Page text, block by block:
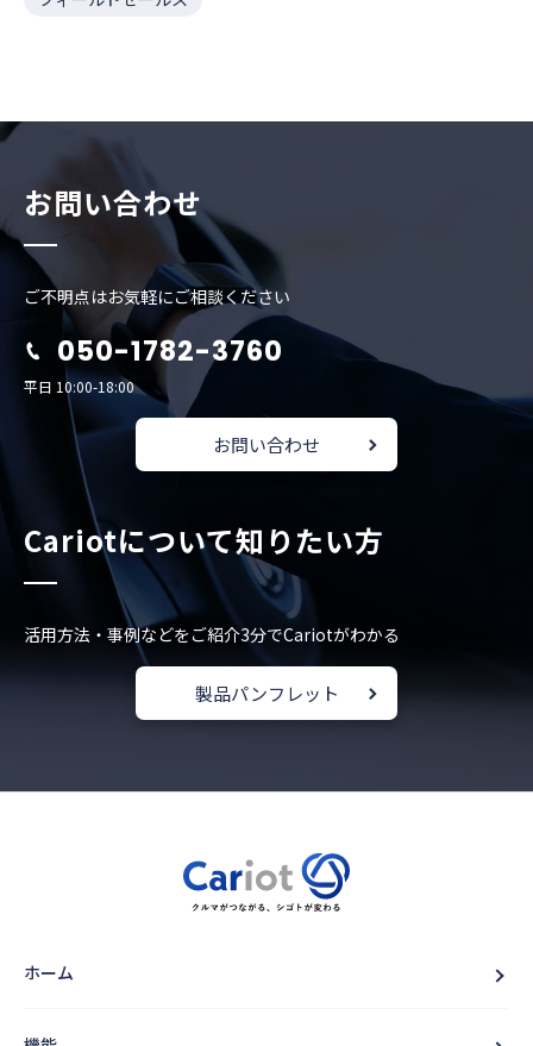
お問い合わせ
ご不明点はお気軽にご相談ください
050-1782-3760
平日 10:00-18:00
お問い合わせ
Cariotについて知りたい方
活用方法・事例などをご紹介3分でCariotがわかる
製品パンフレット
ホーム